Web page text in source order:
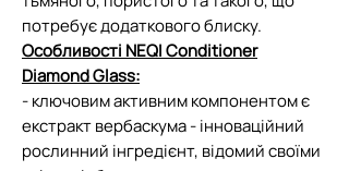
потребує додаткового блиску.
Особливості NEQI Conditioner
Diamond Glass:
- ключовим активним компонентом є
екстракт вербаскума - інноваційний
рослинний інгредієнт, відомий своїми